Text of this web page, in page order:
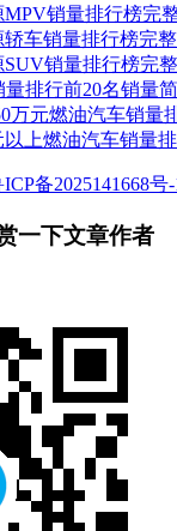
MPV销量排行榜完
轿车销量排行榜完
SUV销量排行榜完
量排行前20名销量
万元燃油汽车销量
以上燃油汽车销量
备2025141668号-
一下文章作者